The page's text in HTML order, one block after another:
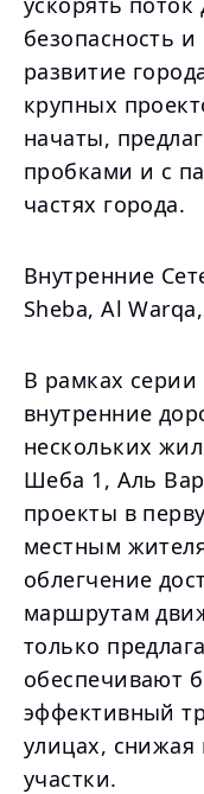
безопасность
развитие
крупных
начаты,
пробками и с
частях города.
Внутренние
Sheba, Al
В рамках
внутренние
нескольких
Шеба 1, Аль
проекты в
местным
облегчение
маршрутам
только
обеспечивают
эффективный
улицах, снижая
участки.